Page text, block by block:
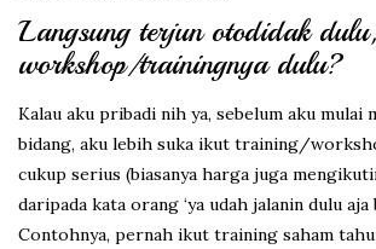
Langsung terjun otodidak
workshop/trainingnya dulu?
Kalau aku pribadi nih ya, sebelum aku mulai
bidang, aku lebih suka ikut training/
cukup serius (biasanya harga juga
daripada kata orang ‘ya udah jalanin dulu aja
Contohnya, pernah ikut training saham